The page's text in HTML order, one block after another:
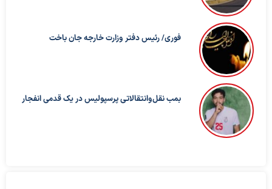
فوری/ رئیس دفتر وزارت خارجه جان باخت
بمب نقل‌وانتقالاتی پرسپولیس در یک قدمی انفجار